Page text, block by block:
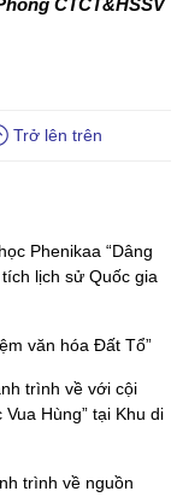
CTCT&HSSV
Trở lên trên
Phenikaa “Dâng
lịch sử Quốc gia
văn hóa Đất Tổ”
trình về với cội
Hùng” tại Khu di
trình về nguồn